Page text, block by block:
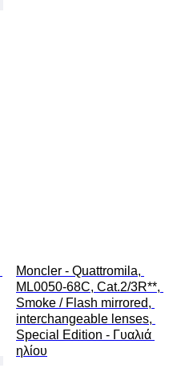
Moncler - Quattromila,
ML0050-68C, Cat.2/3R**,
Smoke / Flash mirrored,
interchangeable lenses,
Special Edition - Γυαλιά
ηλίου